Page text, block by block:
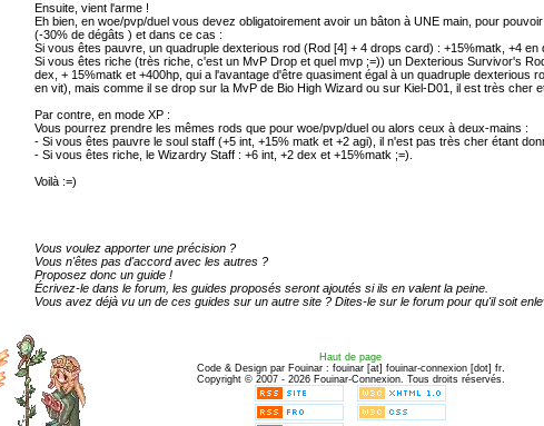
Ensuite, vient l'arme !
Eh bien, en woe/pvp/duel vous devez obligatoirement avoir un bâton à UNE main, pour
(-30% de dégâts ) et dans ce cas :
Si vous êtes pauvre, un quadruple dexterious rod (Rod [4] + 4 drops card) : +15%matk, +4 en
Si vous êtes riche (très riche, c'est un MvP Drop et quel mvp ;=)) un Dexterious Survivor's
dex, + 15%matk et +400hp, qui a l'avantage d'être quasiment égal à un quadruple dexterious
en vit), mais comme il se drop sur la MvP de Bio High Wizard ou sur Kiel-D01, il est très cher
Par contre, en mode XP :
Vous pourrez prendre les mêmes rods que pour woe/pvp/duel ou alors ceux à deux-mains :
- Si vous êtes pauvre le soul staff (+5 int, +15% matk et +2 agi), il n'est pas très cher étant
- Si vous êtes riche, le Wizardry Staff : +6 int, +2 dex et +15%matk ;=).
Voilà :=)
Vous voulez apporter une précision ?
Vous n'êtes pas d'accord avec les autres ?
Proposez donc un guide !
Écrivez-le dans le forum, les guides proposés seront ajoutés si ils en valent la peine.
Vous avez déjà vu un de ces guides sur un autre site ? Dites-le sur le forum pour qu'il soit
Haut de page
Code & Design par Fouinar : fouinar [at] fouinar-connexion [dot] fr.
Copyright © 2007 - 2026 Fouinar-Connexion. Tous droits réservés.